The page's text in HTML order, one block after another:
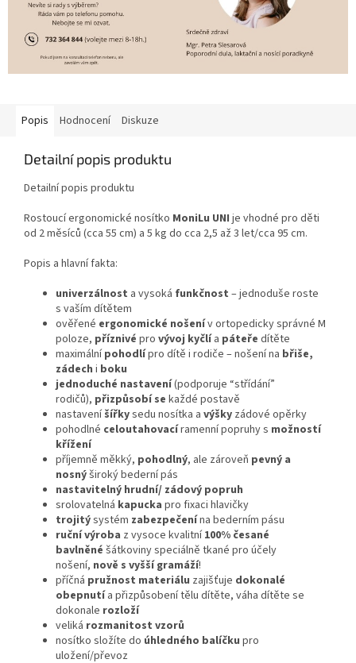
Popis Hodnocení Diskuze
Detailní popis produktu
Detailní popis produktu
Rostoucí ergonomické nosítko MoniLu UNI je vhodné pro děti
od 2 měsíců (cca 55 cm) a 5 kg do cca 2,5 až 3 let/cca 95 cm.
Popis a hlavní fakta:
univerzálnost a vysoká funkčnost – jednoduše roste
s vaším dítětem
ověřené ergonomické nošenív ortopedicky správné M
poloze, příznivé pro vývoj kyčlí a páteře dítěte
maximální pohodlípro dítě i rodiče – nošení na břiše,
zádech i boku
jednoduché nastavení(podporuje “střídání”
rodičů), přizpůsobí se každé postavě
nastavení šířkysedu nosítka a výšky zádové opěrky
pohodlné celoutahovacíramenní popruhy s možností
křížení
příjemně měkký, pohodlný, ale zároveň pevný a
nosnýširoký bederní pás
nastavitelný hrudní/ zádový popruh
srolovatelná kapucka pro fixaci hlavičky
trojitýsystém zabezpečenína bederním pásu
ruční výroba z vysoce kvalitní 100% česané
bavlněné šátkoviny speciálně tkané pro účely
nošení, nově s vyšší gramáží!
příčná pružnost materiálu zajišťuje dokonalé
obepnutí a přizpůsobení tělu dítěte, váha dítěte se
dokonale rozloží
veliká rozmanitost vzorů
nosítko složíte do úhledného balíčku pro
uložení/převoz